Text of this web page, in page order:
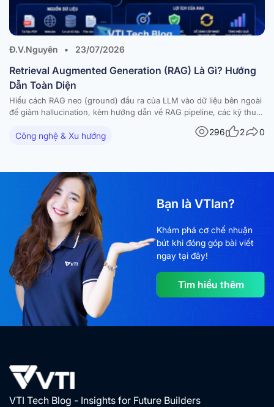
Đ.V.Nguyên • 23/07/2026
Retrieval Augmented Generation (RAG) Là Gì? Hướng
Dẫn Toàn Diện
Hiểu cách RAG neo (ground) đầu ra của LLM vào dữ liệu bên ngoài
để giảm hallucination, kèm hướng dẫn về RAG pipeline, các kỹ thuật
nâng cao và ứng dụng thực tế. Các mô hình ngôn ngữ lớn (large
language models – LLM) đã tạo ra những bước tiến…
Công nghệ & Xu hướng 296 2 0
Bạn là VTIan?
Khám phá cơ chế nhuận
bút khi đóng góp bài viết
ngay tại đây!
Tìm hiểu thêm
VTI Tech Blog - Insights for Future Builders